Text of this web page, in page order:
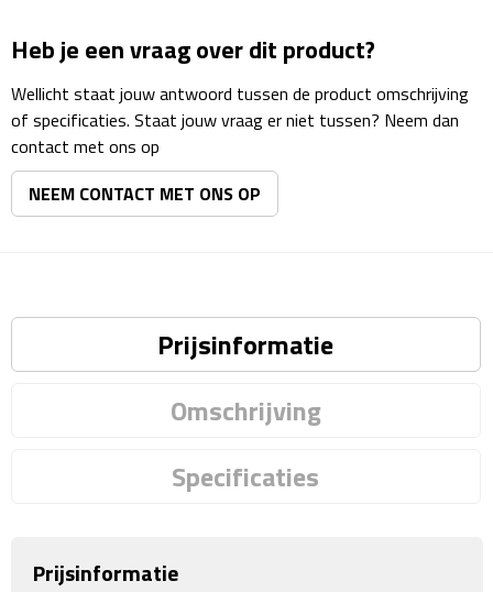
Lunchtassen
Heuptassen
Matrozentassen
Reizen
Opbergtasjes
Koffersloten
Heb je een vraag over dit product?
Wellicht staat jouw antwoord tussen de product omschrijving
of specificaties. Staat jouw vraag er niet tussen? Neem dan
contact met ons op
NEEM CONTACT MET ONS OP
Prijsinformatie
Omschrijving
Specificaties
Prijsinformatie